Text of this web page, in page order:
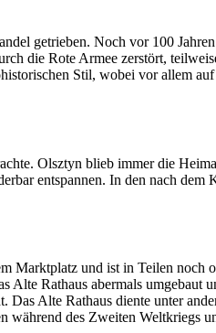
getrieben. Noch vor 100
die Rote Armee zerstört,
Stil, wobei vor allem
Olsztyn blieb immer die
entspannen. In den nach dem
Marktplatz und ist in Teilen noch
Alte Rathaus abermals umgebaut
Das Alte Rathaus diente unter
während des Zweiten Weltkriegs